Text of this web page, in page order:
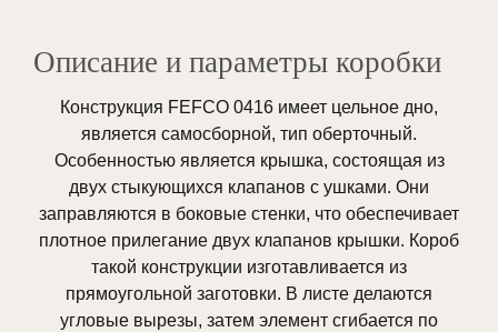
Описание и параметры коробки
Конструкция FEFCO 0416 имеет цельное дно,
является самосборной, тип оберточный.
Особенностью является крышка, состоящая из
двух стыкующихся клапанов с ушками. Они
заправляются в боковые стенки, что обеспечивает
плотное прилегание двух клапанов крышки. Короб
такой конструкции изготавливается из
прямоугольной заготовки. В листе делаются
угловые вырезы, затем элемент сгибается по